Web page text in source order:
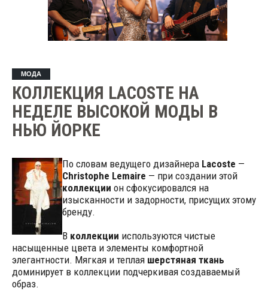
МОДА
КОЛЛЕКЦИЯ LACOSTE НА
НЕДЕЛЕ ВЫСОКОЙ МОДЫ В
НЬЮ ЙОРКЕ
По словам ведущего дизайнера Lacoste —
Christophe Lemaire — при создании этой
коллекции он сфокусировался на
изысканности и задорности, присущих этому
бренду.
В коллекции используются чистые
насыщенные цвета и элементы комфортной
элегантности. Мягкая и теплая шерстяная ткань
доминирует в коллекции подчеркивая создаваемый
образ.